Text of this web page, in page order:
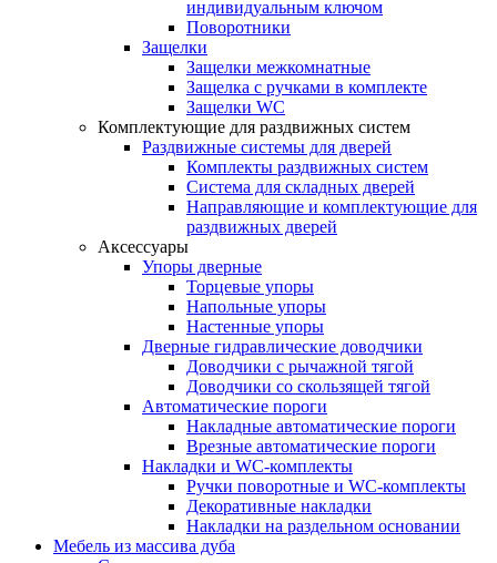
индивидуальным ключом
Поворотники
Защелки
Защелки межкомнатные
Защелка с ручками в комплекте
Защелки WC
Комплектующие для раздвижных систем
Раздвижные системы для дверей
Комплекты раздвижных систем
Система для складных дверей
Направляющие и комплектующие для
раздвижных дверей
Аксессуары
Упоры дверные
Торцевые упоры
Напольные упоры
Настенные упоры
Дверные гидравлические доводчики
Доводчики с рычажной тягой
Доводчики со скользящей тягой
Автоматические пороги
Накладные автоматические пороги
Врезные автоматические пороги
Накладки и WC-комплекты
Ручки поворотные и WC-комплекты
Декоративные накладки
Накладки на раздельном основании
Мебель из массива дуба